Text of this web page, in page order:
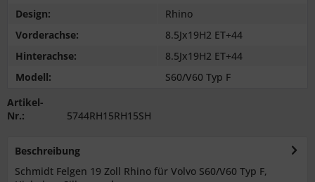
Design:
Rhino
Vorderachse:
8.5Jx19H2 ET+44
Hinterachse:
8.5Jx19H2 ET+44
Modell:
S60/V60 Typ F
Artikel-
Nr.:
5744RH15RH15SH
Beschreibung
Schmidt Felgen 19 Zoll Rhino für Volvo S60/V60 Typ F,